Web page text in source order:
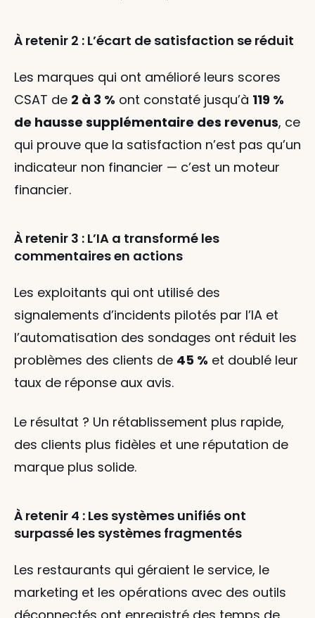
À retenir 2 : L’écart de satisfaction se réduit
Les marques qui ont amélioré leurs scores
CSAT de 2 à 3 % ont constaté jusqu’à 119 %
de hausse supplémentaire des revenus, ce
qui prouve que la satisfaction n’est pas qu’un
indicateur non financier — c’est un moteur
financier.
À retenir 3 : L’IA a transformé les
commentaires en actions
Les exploitants qui ont utilisé des
signalements d’incidents pilotés par l’IA et
l’automatisation des sondages ont réduit les
problèmes des clients de 45 % et doublé leur
taux de réponse aux avis.
Le résultat ? Un rétablissement plus rapide,
des clients plus fidèles et une réputation de
marque plus solide.
À retenir 4 : Les systèmes unifiés ont
surpassé les systèmes fragmentés
Les restaurants qui géraient le service, le
marketing et les opérations avec des outils